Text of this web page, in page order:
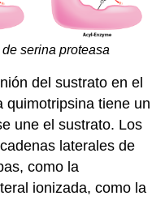
serina proteasa
del sustrato en el
quimotripsina tiene un
une el sustrato. Los
laterales de
como la
ionizada, como la